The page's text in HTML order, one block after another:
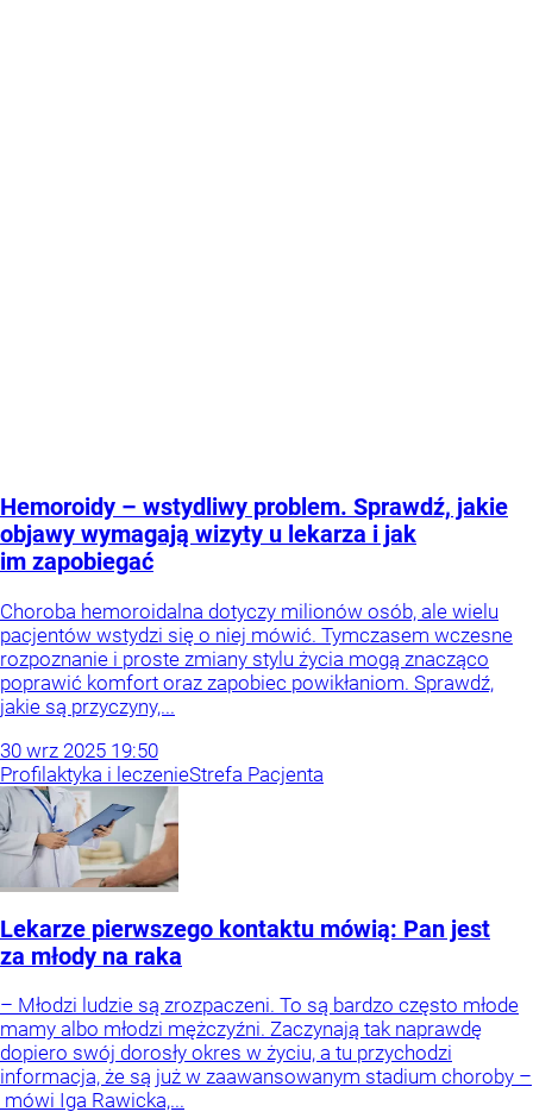
Hemoroidy – wstydliwy problem. Sprawdź, jakie
objawy wymagają wizyty u lekarza i jak
im zapobiegać
Choroba hemoroidalna dotyczy milionów osób, ale wielu
pacjentów wstydzi się o niej mówić. Tymczasem wczesne
rozpoznanie i proste zmiany stylu życia mogą znacząco
poprawić komfort oraz zapobiec powikłaniom. Sprawdź,
jakie są przyczyny,...
30 wrz 2025 19:50
Profilaktyka i leczenieStrefa Pacjenta
Lekarze pierwszego kontaktu mówią: Pan jest
za młody na raka
– Młodzi ludzie są zrozpaczeni. To są bardzo często młode
mamy albo młodzi mężczyźni. Zaczynają tak naprawdę
dopiero swój dorosły okres w życiu, a tu przychodzi
informacja, że są już w zaawansowanym stadium choroby –
mówi Iga Rawicka,...